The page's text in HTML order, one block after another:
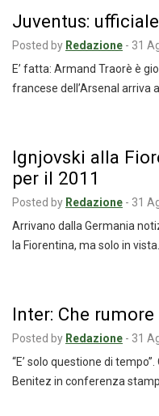
Juventus:
Posted by Redazione - 31
E’ fatta: Armand Traorè è
francese dell’Arsenal arriva a
Ignjovski alla
per il 2011
Posted by Redazione - 31
Arrivano dalla Germania
la Fiorentina, ma solo in vista…
Inter: Che
Posted by Redazione - 31
“E’ solo questione di
Benitez in conferenza